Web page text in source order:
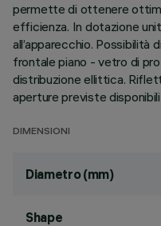
permette di ottenere
efficienza. In dotazione
all’apparecchio. Possibilità
frontale piano - vetro di
distribuzione ellittica.
aperture previste
DIMENSIONI
Diametro (mm)
Shape